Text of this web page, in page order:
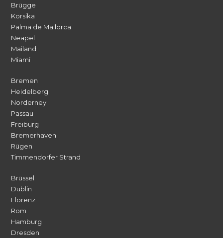
Brügge
Korsika
Palma de Mallorca
Neapel
Mailand
Miami
Bremen
Heidelberg
Norderney
Passau
Freiburg
Bremerhaven
Rügen
Timmendorfer Strand
Brüssel
Dublin
Florenz
Rom
Hamburg
Dresden